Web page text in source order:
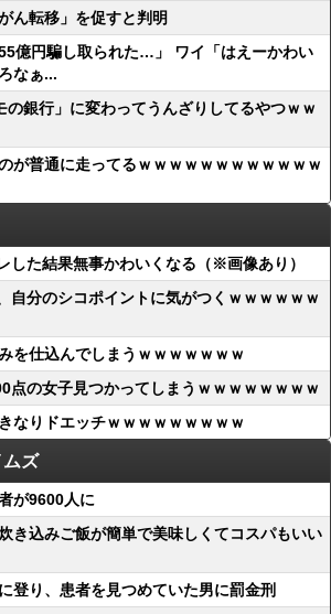
ん転移」を促すと判明
億円騙し取られた…」 ワイ「はえーかわい
なぁ...
の銀行」に変わってうんざりしてるやつｗｗ
が普通に走ってるｗｗｗｗｗｗｗｗｗｗｗｗ
した結果無事かわいくなる（※画像あり）
自分のシコポイントに気がつくｗｗｗｗｗｗ
を仕込んでしまうｗｗｗｗｗｗｗ
点の女子見つかってしまうｗｗｗｗｗｗｗｗ
なりドエッチｗｗｗｗｗｗｗｗｗ
ムズ
が9600人に
き込みご飯が簡単で美味しくてコスパもいい
登り、患者を見つめていた男に罰金刑